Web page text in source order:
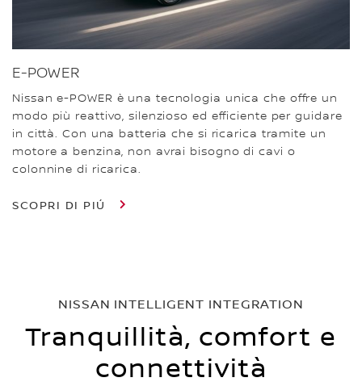
E-POWER
Nissan e-POWER è una tecnologia unica che offre un
modo più reattivo, silenzioso ed efficiente per guidare
in città. Con una batteria che si ricarica tramite un
motore a benzina, non avrai bisogno di cavi o
colonnine di ricarica.
SCOPRI DI PIÚ
NISSAN INTELLIGENT INTEGRATION
Tranquillità, comfort e
connettività